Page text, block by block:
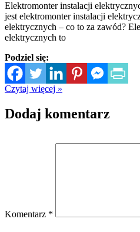
Elektromonter instalacji
jest elektromonter instalacji
elektrycznych – co to za zawód?
elektrycznych to
Podziel się:
Czytaj więcej »
Dodaj komentarz
Komentarz *